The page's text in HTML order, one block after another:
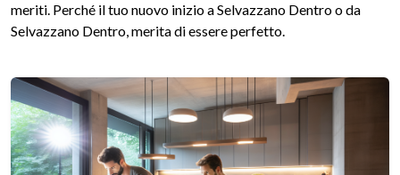
meriti. Perché il tuo nuovo inizio a Selvazzano Dentro o da
Selvazzano Dentro, merita di essere perfetto.